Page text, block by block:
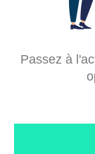
Passez à